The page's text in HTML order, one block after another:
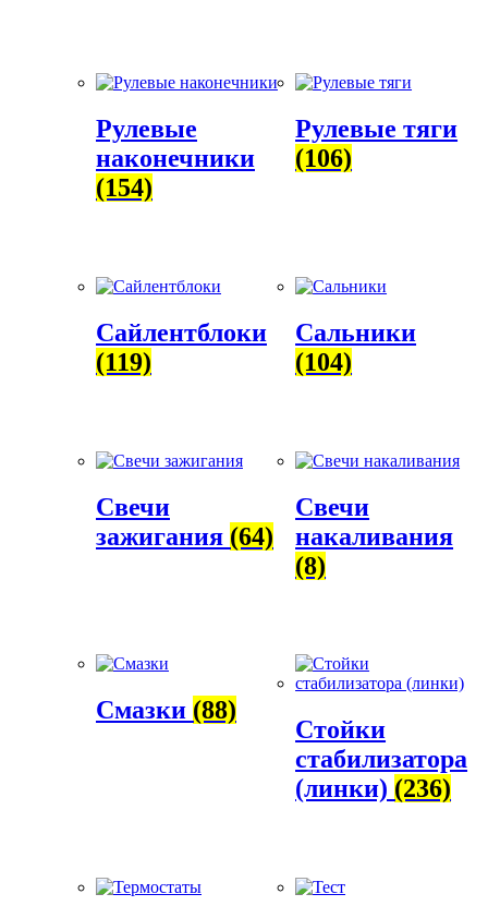
Рулевые
наконечники
(154)
Рулевые тяги
(106)
Сайлентблоки
(119)
Сальники
(104)
Свечи
зажигания (64)
Свечи
накаливания
(8)
Смазки (88)
Стойки
стабилизатора
(линки) (236)